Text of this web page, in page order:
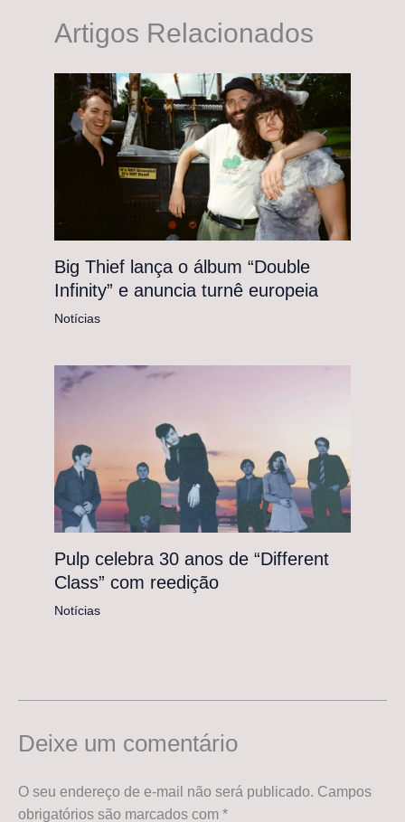
Artigos Relacionados
Big Thief lança o álbum “Double
Infinity” e anuncia turnê europeia
Notícias
Pulp celebra 30 anos de “Different
Class” com reedição
Notícias
Deixe um comentário
O seu endereço de e-mail não será publicado. Campos
obrigatórios são marcados com *